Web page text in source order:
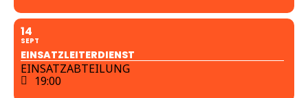
14
SEPT
EINSATZLEITERDIENST
EINSATZABTEILUNG
19:00